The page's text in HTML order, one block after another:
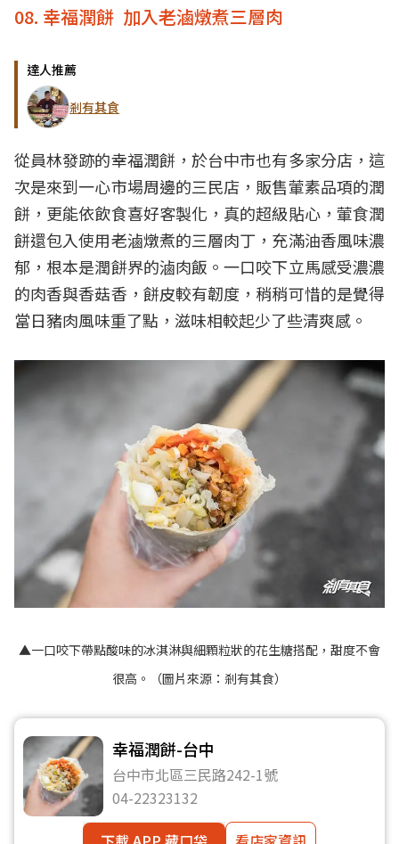
08. 幸福潤餅 加入老滷燉煮三層肉
達人推薦
剎有其食
從員林發跡的幸福潤餅，於台中市也有多家分店，這
次是來到一心市場周邊的三民店，販售葷素品項的潤
餅，更能依飲食喜好客製化，真的超級貼心，葷食潤
餅還包入使用老滷燉煮的三層肉丁，充滿油香風味濃
郁，根本是潤餅界的滷肉飯。一口咬下立馬感受濃濃
的肉香與香菇香，餅皮較有韌度，稍稍可惜的是覺得
當日豬肉風味重了點，滋味相較起少了些清爽感。
▲一口咬下帶點酸味的冰淇淋與細顆粒狀的花生糖搭配，甜度不會
很高。（圖片來源： 剎有其食）
幸福潤餅-台中
台中市北區三民路242-1號
04-22323132